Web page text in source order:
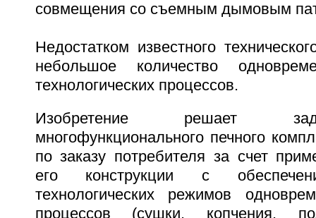
совмещения со съемным дымовым
Недостатком известного
небольшое количество
технологических процессов.
Изобретение решает
многофункционального печного
по заказу потребителя за счет
его конструкции с
технологических режимов
процессов (сушки, копчения,